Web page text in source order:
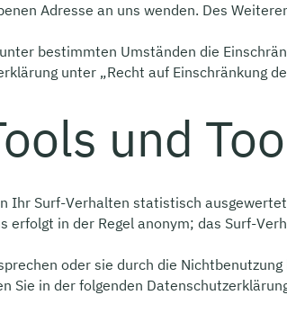
Adresse an uns wenden. Des
bestimmten Umständen die
unter „Recht auf Einschränkung
und
Ihr Surf-Verhalten statistisch
erfolgt in der Regel anonym; das Surf-
oder sie durch die
Sie in der folgenden